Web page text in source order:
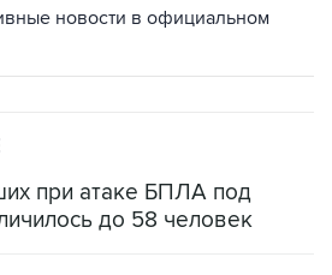
новости в официальном
при атаке БПЛА под
до 58 человек